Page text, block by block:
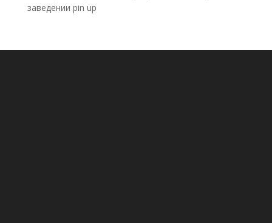
заведении pin up